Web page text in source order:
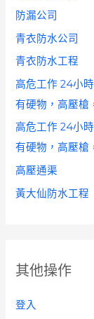
防漏公司
青衣防水公司
青衣防水工程
高危工作 24小
有硬物，高壓槍
高危工作 24小
有硬物，高壓槍
高壓通渠
黃大仙防水工程
其他操作
登入